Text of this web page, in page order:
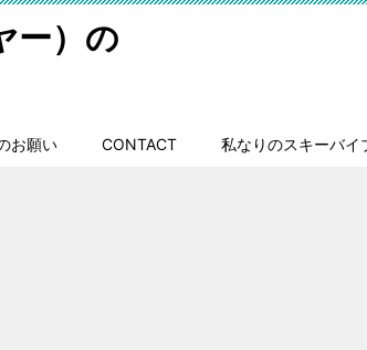
ー）の
お願い CONTACT 私なりのスキーバイ